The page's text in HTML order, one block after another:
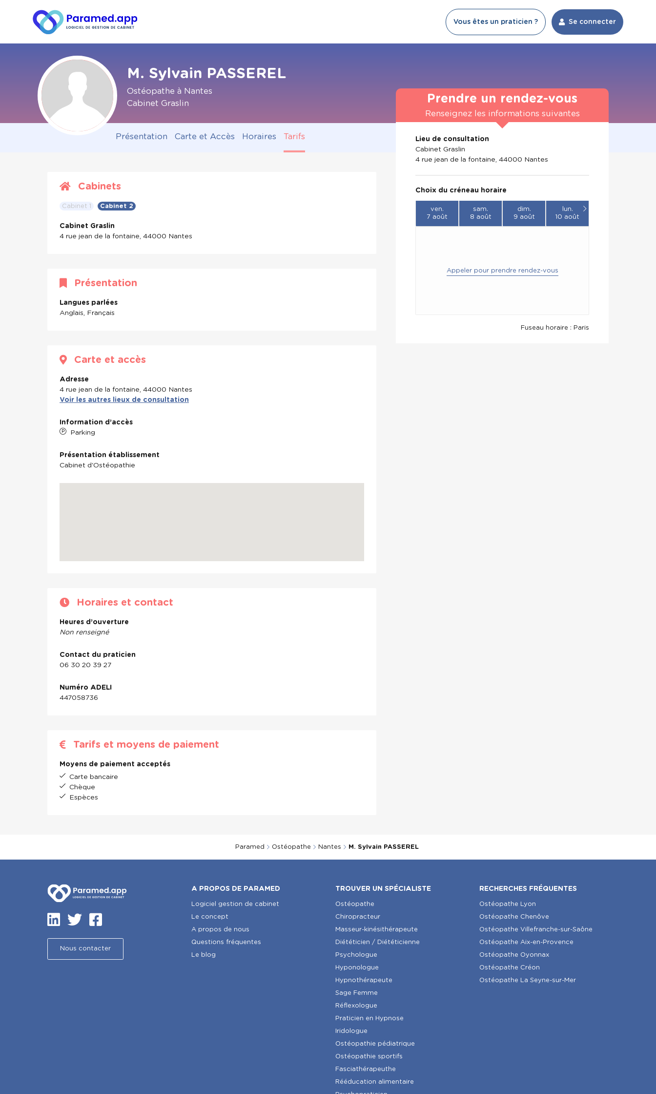
Vous êtes un praticien ? Se connecter
M. Sylvain PASSEREL
Ostéopathe à Nantes
Cabinet Graslin
Présentation Carte et Accès Horaires Tarifs
Cabinets
Cabinet 1 Cabinet 2
Cabinet Graslin
4 rue jean de la fontaine, 44000 Nantes
Présentation
Langues parlées
Anglais, Français
Carte et accès
Adresse
4 rue jean de la fontaine, 44000 Nantes
Voir les autres lieux de consultation
Information d’accès
Parking
Présentation établissement
Cabinet d'Ostéopathie
Horaires et contact
Heures d’ouverture
Non renseigné
Contact du praticien
06 30 20 39 27
Numéro ADELI
447058736
Tarifs et moyens de paiement
Moyens de paiement acceptés
Carte bancaire
Chèque
Espèces
Prendre un rendez-vous
Renseignez les informations suivantes
Lieu de consultation
Cabinet Graslin
4 rue jean de la fontaine, 44000 Nantes
Choix du créneau horaire
ven.
7 août
sam.
8 août
dim.
9 août
lun.
10 août
Appeler pour prendre rendez-vous
Fuseau horaire : Paris
Paramed Ostéopathe Nantes M. Sylvain PASSEREL
Nous contacter
A PROPOS DE PARAMED
Logiciel gestion de cabinet
Le concept
A propos de nous
Questions fréquentes
Le blog
TROUVER UN SPÉCIALISTE
Ostéopathe
Chiropracteur
Masseur-kinésithérapeute
Diététicien / Diététicienne
Psychologue
Hyponologue
Hypnothérapeute
Sage Femme
Réflexologue
Praticien en Hypnose
Iridologue
Ostéopathie pédiatrique
Ostéopathie sportifs
Fasciathérapeuthe
Rééducation alimentaire
RECHERCHES FRÉQUENTES
Ostéopathe Lyon
Ostéopathe Chenôve
Ostéopathe Villefranche-sur-Saône
Ostéopathe Aix-en-Provence
Ostéopathe Oyonnax
Ostéopathe Créon
Ostéopathe La Seyne-sur-Mer